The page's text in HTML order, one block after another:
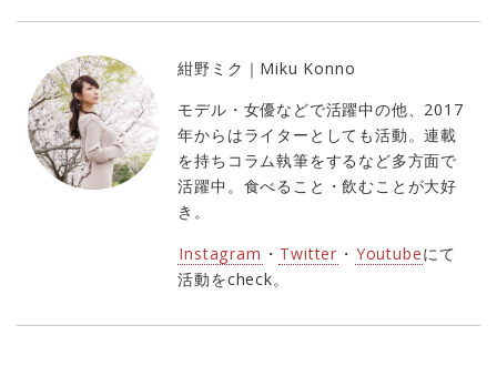
紺野ミク｜Miku Konno
モデル・女優などで活躍中の他、2017
年からはライターとしても活動。連載
を持ちコラム執筆をするなど多方面で
活躍中。食べること・飲むことが大好
き。
Instagram ・ Twitter ・ Youtubeにて
活動をcheck。